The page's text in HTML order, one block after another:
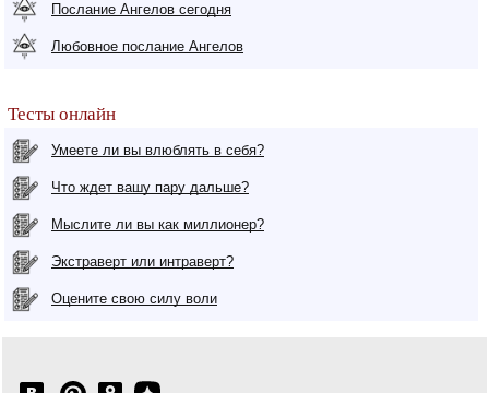
Послание Ангелов сегодня
Любовное послание Ангелов
Тесты онлайн
Умеете ли вы влюблять в себя?
Что ждет вашу пару дальше?
Мыслите ли вы как миллионер?
Экстраверт или интраверт?
Оцените свою силу воли